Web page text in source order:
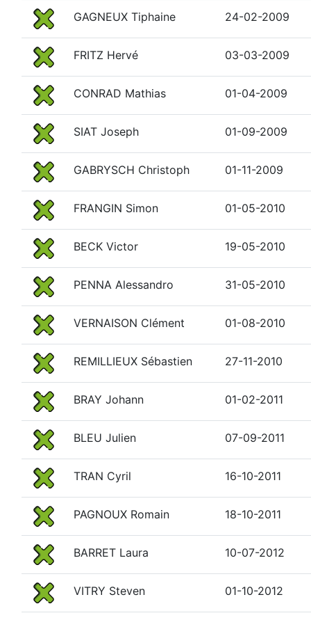
GAGNEUX Tiphaine 24-02-2009
FRITZ Hervé 03-03-2009
CONRAD Mathias 01-04-2009
SIAT Joseph 01-09-2009
GABRYSCH Christoph 01-11-2009
FRANGIN Simon 01-05-2010
BECK Victor 19-05-2010
PENNA Alessandro 31-05-2010
VERNAISON Clément 01-08-2010
REMILLIEUX Sébastien 27-11-2010
BRAY Johann 01-02-2011
BLEU Julien 07-09-2011
TRAN Cyril 16-10-2011
PAGNOUX Romain 18-10-2011
BARRET Laura 10-07-2012
VITRY Steven 01-10-2012